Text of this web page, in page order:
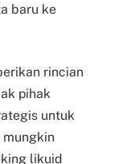
baru ke
rincian
pihak
untuk
likuid